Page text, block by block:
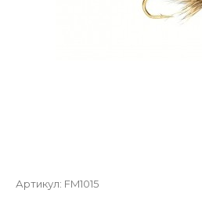
Артикул: FM1015